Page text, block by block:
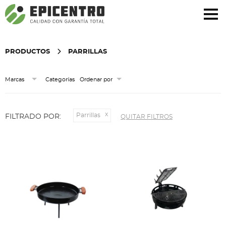
¿Olvidó su contraseña?Regístrese aquí
PRODUCTOS PARRILLAS
Marcas Categorías Ordenar por
FILTRADO POR: Parrillas QUITAR FILTROS